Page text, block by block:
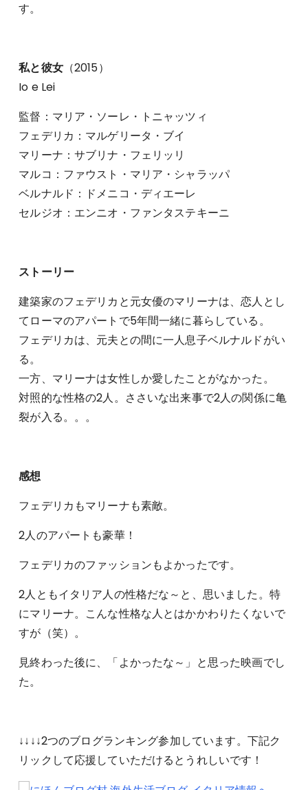
す。
私と彼女（2015）
Io e Lei
監督：マリア・ソーレ・トニャッツィ
フェデリカ：マルゲリータ・ブイ
マリーナ：サブリナ・フェリッリ
マルコ：ファウスト・マリア・シャラッパ
ベルナルド：ドメニコ・ディエーレ
セルジオ：エンニオ・ファンタステキーニ
ストーリー
建築家のフェデリカと元女優のマリーナは、恋人とし
てローマのアパートで5年間一緒に暮らしている。
フェデリカは、元夫との間に一人息子ベルナルドがい
る。
一方、マリーナは女性しか愛したことがなかった。
対照的な性格の2人。ささいな出来事で2人の関係に亀
裂が入る。。。
感想
フェデリカもマリーナも素敵。
2人のアパートも豪華！
フェデリカのファッションもよかったです。
2人ともイタリア人の性格だな～と、思いました。特
にマリーナ。こんな性格な人とはかかわりたくないで
すが（笑）。
見終わった後に、「よかったな～」と思った映画でし
た。
↓↓↓↓2つのブログランキング参加しています。下記ク
リックして応援していただけるとうれしいです！